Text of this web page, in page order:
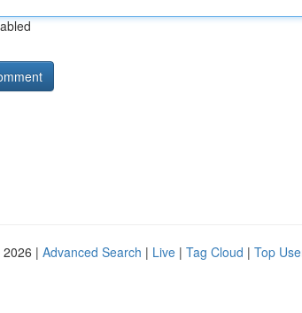
| Advanced Search | Live | Tag Cloud | Top